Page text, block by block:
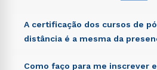
A certificação dos cursos de
distância é a mesma da
Sed ut perspiciatis unde omnis
Como faço para me inscrever